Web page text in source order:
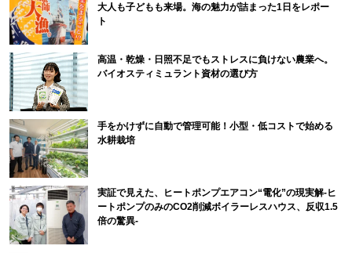
大人も子どもも来場。海の魅力が詰まった1日をレポー
ト
高温・乾燥・日照不足でもストレスに負けない農業へ。
バイオスティミュラント資材の選び方
手をかけずに自動で管理可能！小型・低コストで始める
水耕栽培
実証で見えた、ヒートポンプエアコン“電化”の現実解-ヒ
ートポンプのみのCO2削減ボイラーレスハウス、反収1.5
倍の驚異-